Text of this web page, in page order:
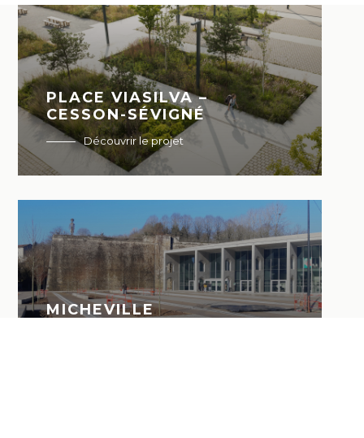
PLACE VIASILVA –
CESSON-SÉVIGNÉ
Découvrir le projet
MICHEVILLE